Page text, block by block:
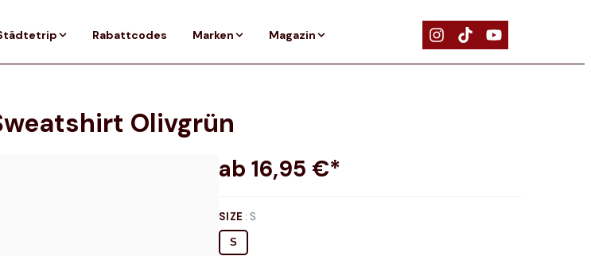
Rabattcodes Marken Magazin
Olivgrün
ab 16,95 €*
SIZE : S
S